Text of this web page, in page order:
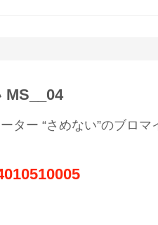
MS__04
ター “さめない”のブロ